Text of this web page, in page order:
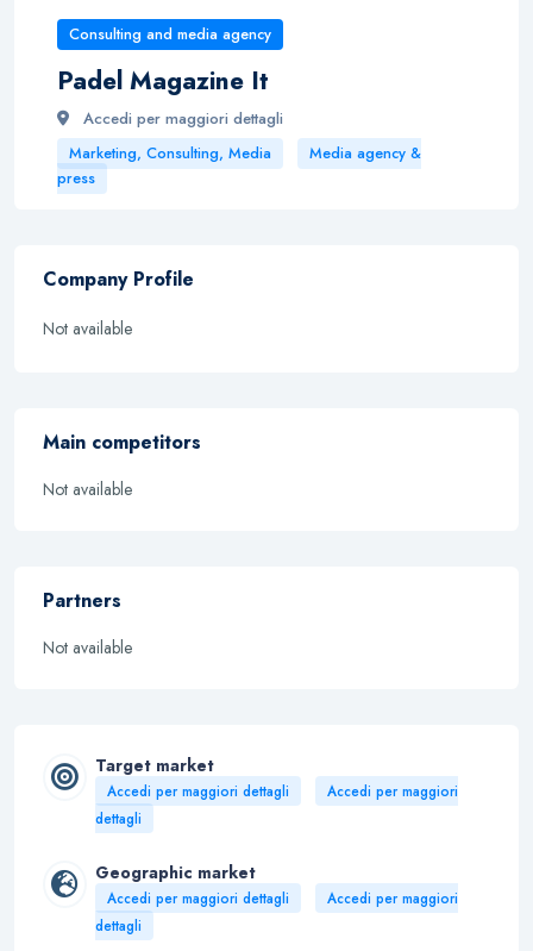
Consulting and media agency
Padel Magazine It
Accedi per maggiori dettagli
Marketing, Consulting, Media
Media agency &
press
Company Profile
Not available
Main competitors
Not available
Partners
Not available
Target market
Accedi per maggiori dettagli
Accedi per maggiori
dettagli
Geographic market
Accedi per maggiori dettagli
Accedi per maggiori
dettagli